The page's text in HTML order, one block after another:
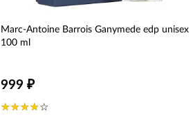
Marc-Antoine Barrois Ganymede edp unisex
100 ml
999